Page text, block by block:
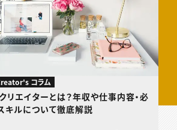
コラム
リエイターとは？年収や仕事内容・必
キルについて徹底解説